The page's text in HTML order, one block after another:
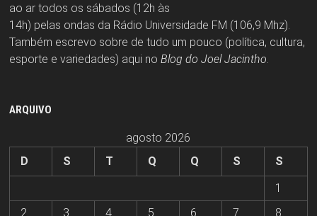
ao ar todos os sábados (12h às
14h) pelas ondas da Rádio Universidade FM (106,9 Mhz).
Também escrevo sobre de tudo um pouco (política, cultura,
esporte e variedades) aqui no Blog do Joel Jacintho
ARQUIVO
agosto 2026
D
S T Q Q S
S
1
2
3 4 5 6 7
8